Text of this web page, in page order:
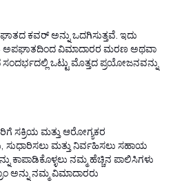
ಕವರ್ ಅನ್ನು ಒದಗಿಸುತ್ತವೆ. ಇದು
ಅಪಘಾತದಿಂದ ವಿಮಾದಾರರ ಮರಣ ಅಥವಾ
ಸಂದರ್ಭದಲ್ಲಿ ಒಟ್ಟು ಮೊತ್ತದ ಪ್ರಯೋಜನವನ್ನು
ಸಕ್ರಿಯ ಮತ್ತು ಆರೋಗ್ಯಕರ
ಸುಧಾರಿಸಲು ಮತ್ತು ನಿರ್ವಹಿಸಲು ಸಹಾಯ
ಕಾಪಾಡಿಕೊಳ್ಳಲು ನಮ್ಮ ಹೆಚ್ಚಿನ ಪಾಲಿಸಿಗಳು
ಅನ್ನು ನಮ್ಮ ವಿಮಾದಾರರು